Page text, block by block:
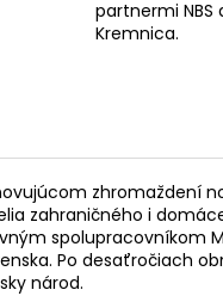
partnermi
Kremnica.
zhromaždení
zahraničného i
spolupracovníkom
Po desaťročiach
národ.